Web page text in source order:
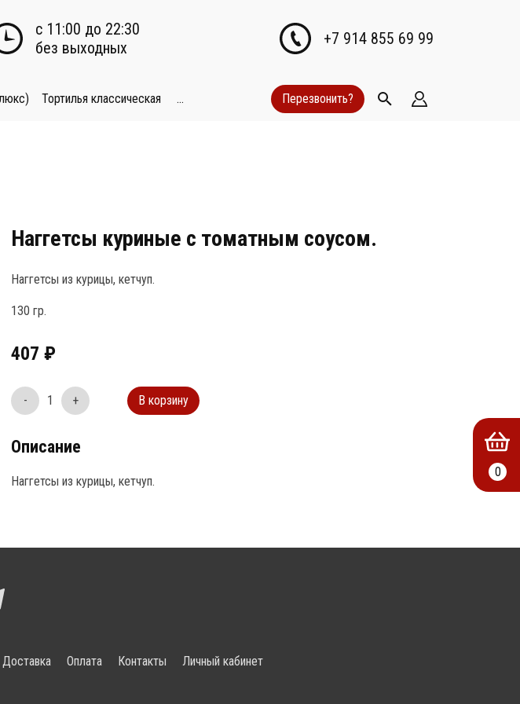
с 11:00 до 22:30
без выходных
+7 914 855 69 99
Тортилья классическая ... Перезвонить?
Наггетсы куриные с томатным соусом.
Наггетсы из курицы, кетчуп.
130 гр.
407 ₽
- 1 + В корзину
Описание
Наггетсы из курицы, кетчуп.
Доставка Оплата Контакты Личный кабинет
0